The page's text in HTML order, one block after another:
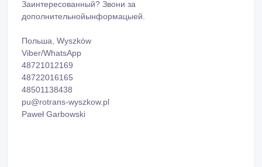
Заинтересованный? Звони за
дополнительнойынформацыей.
Польша, Wyszków
Viber/WhatsApp
48721012169
48722016165
48501138438
pu@rotrans-wyszkow.pl
Paweł Garbowski